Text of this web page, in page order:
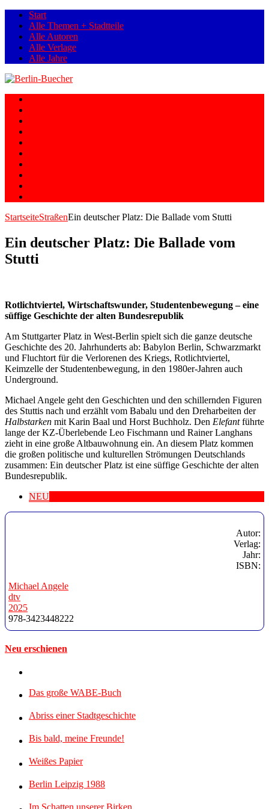
Start
Alle Themen + Stadtteile
Alle Autoren
Alle Verlage
Alle Jahre
StartseiteStraßenEin deutscher Platz: Die Ballade vom Stutti
Ein deutscher Platz: Die Ballade vom
Stutti
Rotlichtviertel, Wirtschaftswunder, Studentenbewegung – eine
süffige Geschichte der alten Bundesrepublik
Am Stuttgarter Platz in West-Berlin spielt sich die ganze deutsche
Geschichte des 20. Jahrhunderts ab: Babylon Berlin, Schwarzmarkt
und Fluchtort für die Verlorenen des Kriegs, Rotlichtviertel,
Keimzelle der Studentenbewegung, in den 1980er-Jahren auch
Underground.
Michael Angele geht den Geschichten und den schillernden Figuren
des Stuttis nach und erzählt vom Babalu und den Dreharbeiten der
Halbstarken mit Karin Baal und Horst Buchholz. Den Elefantführte
lange der KZ-Überlebende Leo Fischmann und Rainer Langhans
zieht in eine große Altbauwohnung ein. An diesem Platz kommen
die großen politische und kulturellen Strömungen Deutschlands
zusammen: Ein deutscher Platz ist eine süffige Geschichte der alten
Bundesrepublik.
NEU
Autor:
Verlag:
Jahr:
ISBN:
Michael Angele
dtv
2025
978-3423448222
Neu erschienen
Das große WABE-Buch
Abriss einer Stadtgeschichte
Bis bald, meine Freunde!
Weißes Papier
Berlin Leipzig 1988